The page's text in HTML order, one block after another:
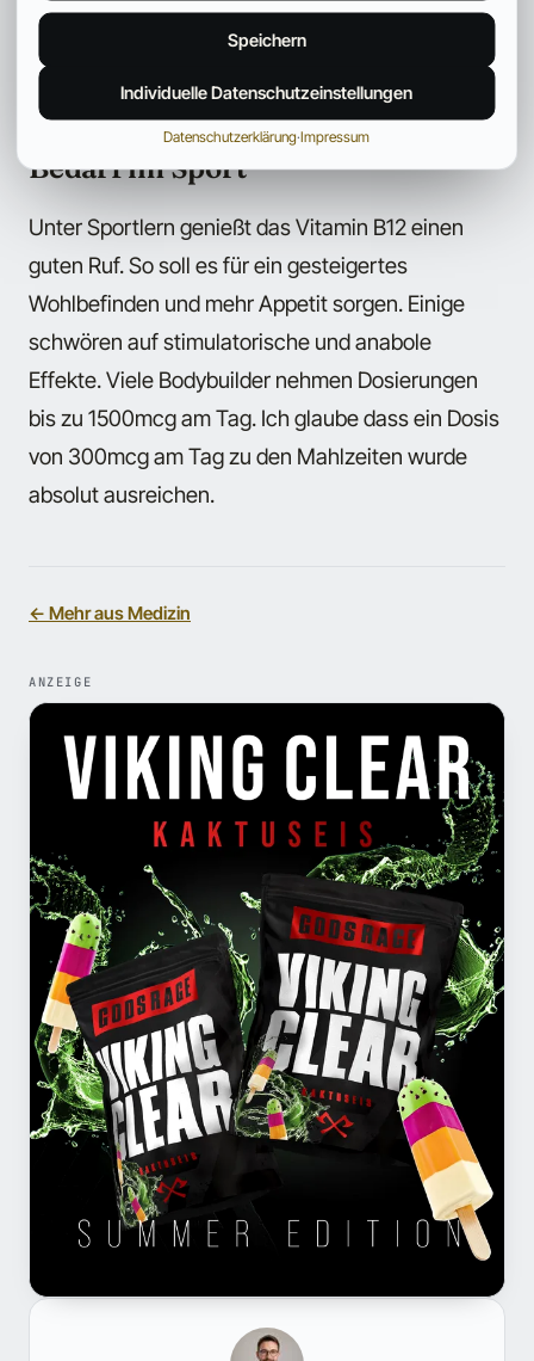
völligem Stopp der Zufuhr in der Regel erst nach
zwei bis drei Jahren, da der Körper das Vitamin
über längere Zeit in der Leber speichern kann.
Bedarf im Sport
Unter Sportlern genießt das Vitamin B12 einen
guten Ruf. So soll es für ein gesteigertes
Wohlbefinden und mehr Appetit sorgen. Einige
schwören auf stimulatorische und anabole
Effekte. Viele Bodybuilder nehmen Dosierungen
bis zu 1500mcg am Tag. Ich glaube dass ein Dosis
von 300mcg am Tag zu den Mahlzeiten wurde
absolut ausreichen.
← Mehr aus Medizin
ANZEIGE
Speichern
Individuelle Datenschutzeinstellungen
Datenschutzerklärung·Impressum